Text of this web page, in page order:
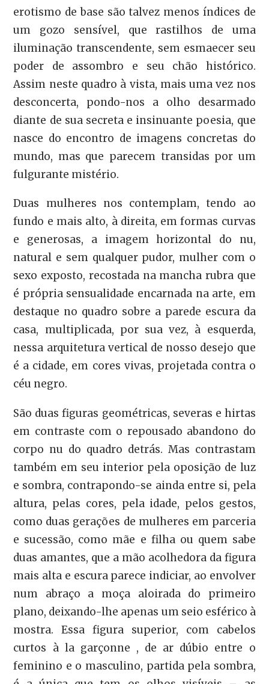
erotismo de base são talvez menos índices de
um gozo sensível, que rastilhos de uma
iluminação transcendente, sem esmaecer seu
poder de assombro e seu chão histórico.
Assim neste quadro à vista, mais uma vez nos
desconcerta, pondo-nos a olho desarmado
diante de sua secreta e insinuante poesia, que
nasce do encontro de imagens concretas do
mundo, mas que parecem transidas por um
fulgurante mistério.
Duas mulheres nos contemplam, tendo ao
fundo e mais alto, à direita, em formas curvas
e generosas, a imagem horizontal do nu,
natural e sem qualquer pudor, mulher com o
sexo exposto, recostada na mancha rubra que
é própria sensualidade encarnada na arte, em
destaque no quadro sobre a parede escura da
casa, multiplicada, por sua vez, à esquerda,
nessa arquitetura vertical de nosso desejo que
é a cidade, em cores vivas, projetada contra o
céu negro.
São duas figuras geométricas, severas e hirtas
em contraste com o repousado abandono do
corpo nu do quadro detrás. Mas contrastam
também em seu interior pela oposição de luz
e sombra, contrapondo-se ainda entre si, pela
altura, pelas cores, pela idade, pelos gestos,
como duas gerações de mulheres em parceria
e sucessão, como mãe e filha ou quem sabe
duas amantes, que a mão acolhedora da figura
mais alta e escura parece indiciar, ao envolver
num abraço a moça aloirada do primeiro
plano, deixando-lhe apenas um seio esférico à
mostra. Essa figura superior, com cabelos
curtos à la garçonne , de ar dúbio entre o
feminino e o masculino, partida pela sombra,